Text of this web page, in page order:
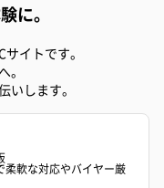
に。
イトです。
。
いします。
柔軟な対応やバイヤー厳